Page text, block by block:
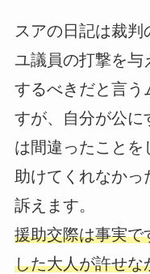
スアの日記は裁判
ユ議員の打撃を与
するべきだと言う
すが、自分が公に
は間違ったことを
助けてくれなか
訴えます。
援助交際は事実で
した大人が許せな